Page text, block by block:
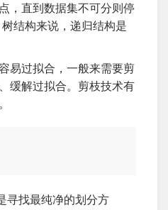
，直到数据集不可分则停
结构来说，递归结构是
易过拟合，一般来需要剪
缓解过拟合。剪枝技术有
寻找最纯净的划分方